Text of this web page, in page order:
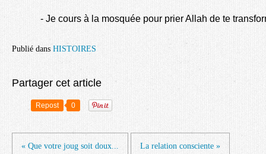
- Je cours à la mosquée pour prier Allah de te
Publié dans HISTOIRES
Partager cet article
Repost 0
« Que votre joug soit doux... La relation consciente »